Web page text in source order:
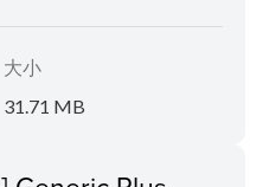
大小
31.71 MB